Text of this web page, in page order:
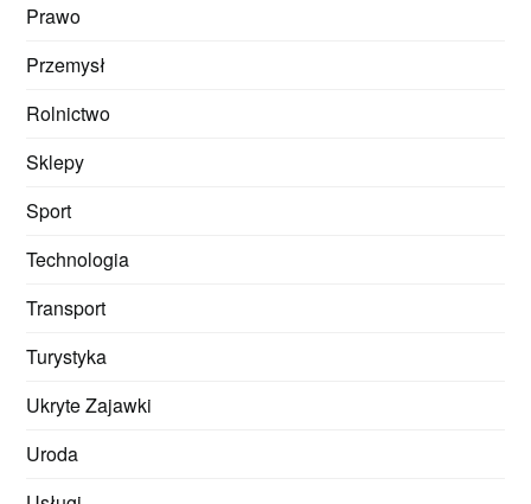
Prawo
Przemysł
Rolnictwo
Sklepy
Sport
Technologia
Transport
Turystyka
Ukryte Zajawki
Uroda